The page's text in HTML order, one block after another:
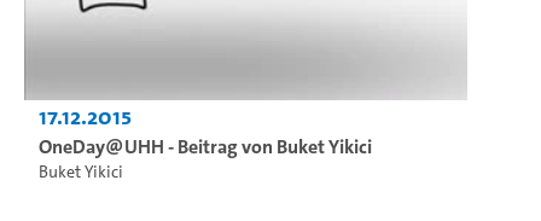
17.12.2015
OneDay@UHH - Beitrag von Buket Yikici
Buket Yikici